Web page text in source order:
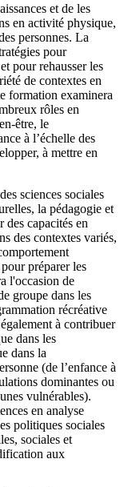
et de les
en activité physique,
personnes. La
pour
pour rehausser les
de contextes en
formation examinera
rôles en
être, le
à l’échelle des
à mettre en
sciences sociales
la pédagogie et
des capacités en
des contextes variés,
préparer les
l'occasion de
groupe dans les
récréative
à contribuer
dans les
dans la
(de l’enfance à
dominantes ou
vulnérables).
en analyse
politiques sociales
sociales et
aux